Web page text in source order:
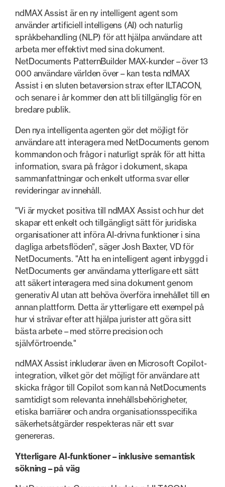
ndMAX Assist är en ny intelligent agent som
använder artificiell intelligens (AI) och naturlig
språkbehandling (NLP) för att hjälpa användare att
arbeta mer effektivt med sina dokument.
NetDocuments PatternBuilder MAX-kunder – över 13
000 användare världen över – kan testa ndMAX
Assist i en sluten betaversion strax efter ILTACON,
och senare i år kommer den att bli tillgänglig för en
bredare publik.
Den nya intelligenta agenten gör det möjligt för
användare att interagera med NetDocuments genom
kommandon och frågor i naturligt språk för att hitta
information, svara på frågor i dokument, skapa
sammanfattningar och enkelt utforma svar eller
revideringar av innehåll.
"Vi är mycket positiva till ndMAX Assist och hur det
skapar ett enkelt och tillgängligt sätt för juridiska
organisationer att införa AI-drivna funktioner i sina
dagliga arbetsflöden", säger Josh Baxter, VD för
NetDocuments. "Att ha en intelligent agent inbyggd i
NetDocuments ger användarna ytterligare ett sätt
att säkert interagera med sina dokument genom
generativ AI utan att behöva överföra innehållet till en
annan plattform. Detta är ytterligare ett exempel på
hur vi strävar efter att hjälpa jurister att göra sitt
bästa arbete – med större precision och
självförtroende."
ndMAX Assist inkluderar även en Microsoft Copilot-
integration, vilket gör det möjligt för användare att
skicka frågor till Copilot som kan nå NetDocuments
samtidigt som relevanta innehållsbehörigheter,
etiska barriärer och andra organisationsspecifika
säkerhetsåtgärder respekteras när ett svar
genereras.
Ytterligare AI-funktioner – inklusive semantisk
sökning – på väg